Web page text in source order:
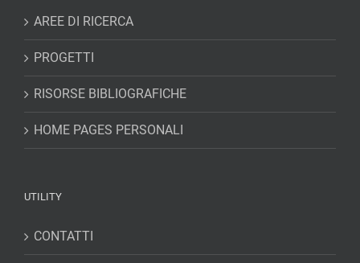
AREE DI RICERCA
PROGETTI
RISORSE BIBLIOGRAFICHE
HOME PAGES PERSONALI
UTILITY
CONTATTI